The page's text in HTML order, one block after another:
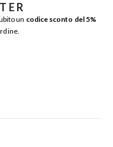
un codice sconto del 5%